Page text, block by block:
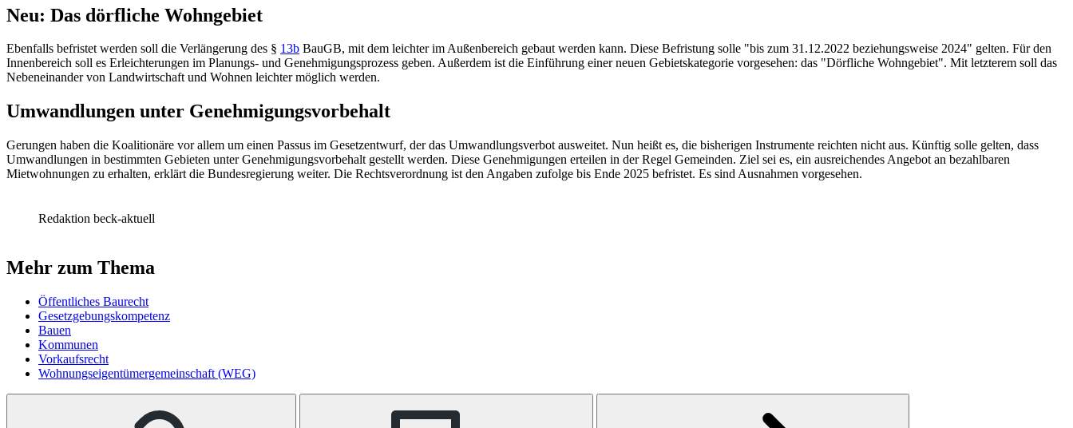
Neu: Das dörfliche Wohngebiet
Ebenfalls befristet werden soll die Verlängerung des § 13b BauGB, mit dem leichter im Außenbereich gebaut werden kann. Diese Befristung solle "bis zum 31.12.2022 beziehungsweise 2024" gelten. Für den
Innenbereich soll es Erleichterungen im Planungs- und Genehmigungsprozess geben. Außerdem ist die Einführung einer neuen Gebietskategorie vorgesehen: das "Dörfliche Wohngebiet". Mit letzterem soll das
Nebeneinander von Landwirtschaft und Wohnen leichter möglich werden.
Umwandlungen unter Genehmigungsvorbehalt
Gerungen haben die Koalitionäre vor allem um einen Passus im Gesetzentwurf, der das Umwandlungsverbot ausweitet. Nun heißt es, die bisherigen Instrumente reichten nicht aus. Künftig solle gelten, dass
Umwandlungen in bestimmten Gebieten unter Genehmigungsvorbehalt gestellt werden. Diese Genehmigungen erteilen in der Regel Gemeinden. Ziel sei es, ein ausreichendes Angebot an bezahlbaren
Mietwohnungen zu erhalten, erklärt die Bundesregierung weiter. Die Rechtsverordnung ist den Angaben zufolge bis Ende 2025 befristet. Es sind Ausnahmen vorgesehen.
Redaktion beck-aktuell
Mehr zum Thema
Öffentliches Baurecht
Gesetzgebungskompetenz
Bauen
Kommunen
Vorkaufsrecht
Wohnungseigentümergemeinschaft (WEG)